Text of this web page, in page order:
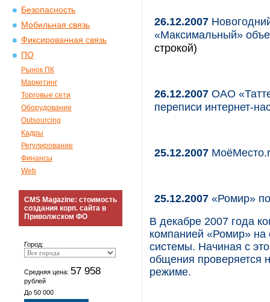
Безопасность
Мобильная связь
Фиксированная связь
ПО
Рынок ПК
Маркетинг
Торговые сети
Оборудование
Outsourcing
Кадры
Регулирование
Финансы
Web
CMS Magazine: стоимость
создания корп. сайта в
Приволжском ФО
Город:
Средняя цена: 57 958
рублей
До 50 000
26.12.2007
«Максимальный»
строкой)
26.12.2007 ОАО
переписи интернет-
25.12.2007
25.12.2007 «Ромир»
В декабре 2007 года
компанией «Ромир» на
системы. Начиная с
общения проверяется
режиме.